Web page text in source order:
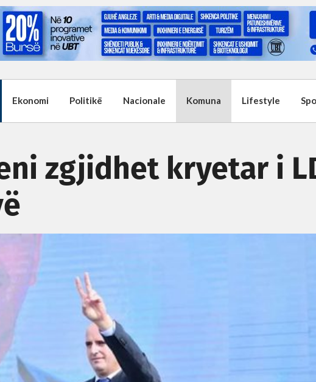
Ekonomi Politikë Nacionale Komuna Lifestyle
zgjidhet kryetar i